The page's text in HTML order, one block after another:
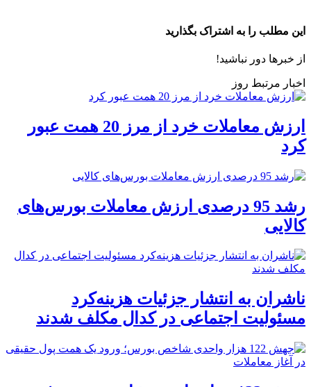
این مطلب را به اشتراک بگذارید
از خبرها دور نباشید!
اخبار مرتبط روز
ارزش معاملات خرد از مرز 20 همت عبور
کرد
رشد 95 درصدی ارزش معاملات بورس‌های
کالایی
ناشران به انتشار جزئیات هزینه‌کرد
مسئولیت اجتماعی در کدال مکلف شدند